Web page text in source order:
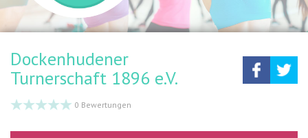
Dockenhudener
Turnerschaft 1896 e.V.
0 Bewertungen
Teilen